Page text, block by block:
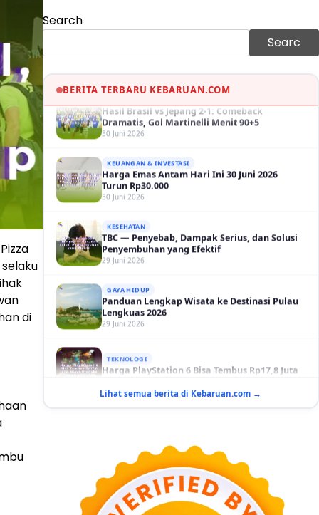
di
Search
Searc
BERITA TERBARU KEBARUAN.COM
Perampokan Bank dengan Konspirasi
Dramatis, Gol Martinelli Menit 90+5
30 Juni 2026
KEUANGAN & INVESTASI
30 Juni 2026
KESEHATAN
29 Juni 2026
GAYA HIDUP
29 Juni 2026
TEKNOLOGI
10 Adegan Film Terikat Janji yang Sangat Tak
KESEHATAN
Bahaya Memakai Softlens untuk Mata yang
Jarang Diketahui
29 Juni 2026
Lihat semua berita di Kebaruan.com →